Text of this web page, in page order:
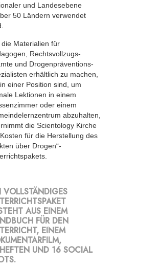
und Landesebene
50 Ländern verwendet
die Materialien für
Rechts­vollzugs­
und Drogenpräventions-
erhältlich zu machen,
einer Position sind, um
Lektionen in einem
oder einem
abzuhalten,
die Scientology Kirche
für die Herstellung des
über Drogen“-
VOLLSTÄNDIGES
AUS EINEM
FÜR DEN
EINEM
UND 16 SOCIAL